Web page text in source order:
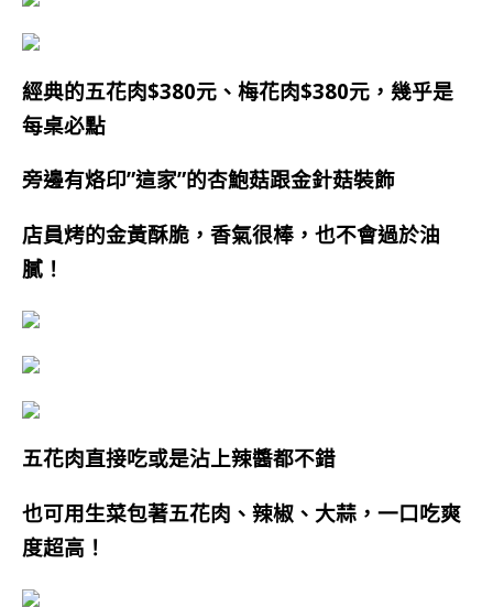
經典的五花肉$380元、梅花肉$380元，幾乎是
每桌必點
旁邊有烙印”這家”的杏鮑菇跟金針菇裝飾
店員烤的金黃酥脆，香氣很棒，也不會過於油
膩 ！
五花肉直接吃或是沾上辣醬都不錯
也可用生菜包著五花肉、辣椒、大蒜，一口吃爽
度超高！